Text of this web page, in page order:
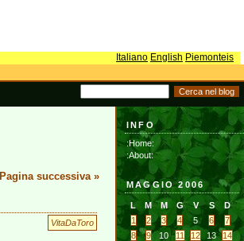
Italiano English Piemonteis
Pagina successiva »
VitaDaToro
INFO
:Home:
:About:
MAGGIO 2006
L M M G V S
D
1
2 3 4 5 6
7
8
9 10 11 12 13
14